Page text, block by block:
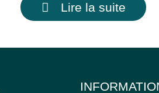
Lire la suite